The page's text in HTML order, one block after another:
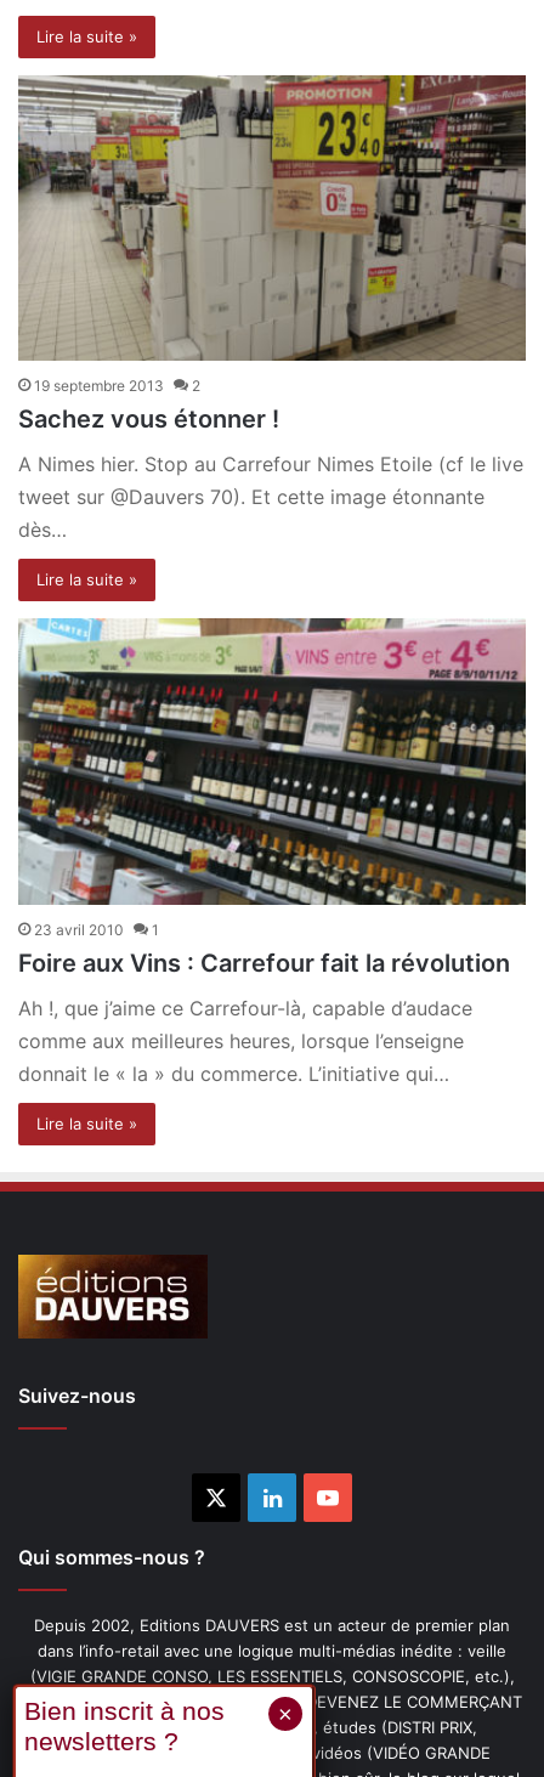
Lire la suite »
19 septembre 2013 2
Sachez vous étonner !
A Nimes hier. Stop au Carrefour Nimes Etoile (cf le live
tweet sur @Dauvers 70). Et cette image étonnante
dès…
Lire la suite »
23 avril 2010 1
Foire aux Vins : Carrefour fait la révolution
Ah !, que j’aime ce Carrefour-là, capable d’audace
comme aux meilleures heures, lorsque l’enseigne
donnait le « la » du commerce. L’initiative qui…
Lire la suite »
Suivez-nous
LinkedinYouTube
Qui sommes-nous ?
Depuis 2002, Editions DAUVERS est un acteur de premier plan
dans l’info-retail avec une logique multi-médias inédite : veille
(VIGIE GRANDE CONSO, LES ESSENTIELS, CONSOSCOPIE, etc.),
livres (PENSER-CLIENT, IMAGE-PRIX, DEVENEZ LE COMMERÇANT
PRÉFÉRÉ DE VOS CLIENTS, etc.), études (DISTRI PRIX,
PROMOFLASH, DRIVE INSIGHTS), vidéos (VIDÉO GRANDE